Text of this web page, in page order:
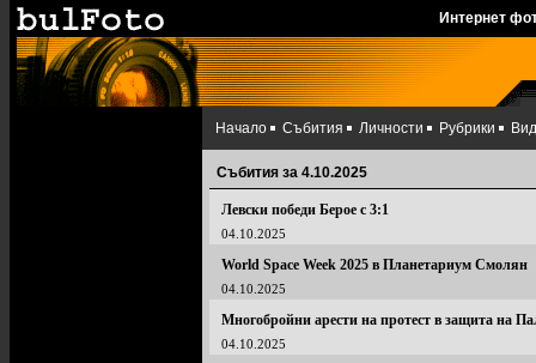
Интернет
Начало Събития Личности Рубрики
Събития за 4.10.2025
Левски победи Берое с 3:1
04.10.2025
World Space Week 2025 в Планетариум Смолян
04.10.2025
Многобройни арести на протест в защита на
04.10.2025